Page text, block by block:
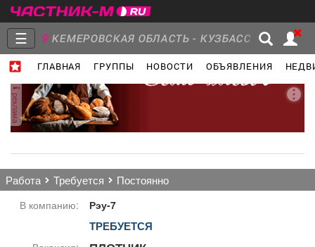
☰ КЕМЕРОВСКАЯ ОБЛАСТЬ - КУЗБАСС
ГЛАВНАЯ ГРУППЫ НОВОСТИ ОБЪЯВЛЕНИЯ
Главная
Группы Новости
Работа Транспорт
реклама
работа требуется постоянно
В компанию: Рэу-7
ТРЕБУЕТСЯ